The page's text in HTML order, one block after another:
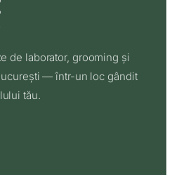
de laborator, grooming și
— într-un loc gândit
tău.